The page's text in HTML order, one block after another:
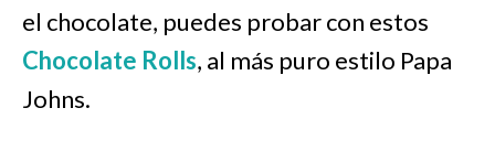
el chocolate, puedes probar con estos
Chocolate Rolls, al más puro estilo Papa
Johns.